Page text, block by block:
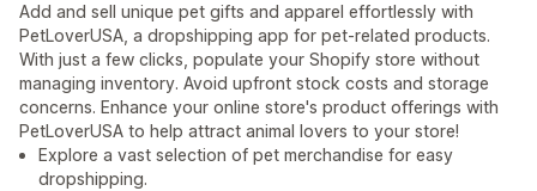
Add and sell unique pet gifts and apparel effortlessly with
PetLoverUSA, a dropshipping app for pet-related products.
With just a few clicks, populate your Shopify store without
managing inventory. Avoid upfront stock costs and storage
concerns. Enhance your online store's product offerings with
PetLoverUSA to help attract animal lovers to your store!
Explore a vast selection of pet merchandise for easy
dropshipping.